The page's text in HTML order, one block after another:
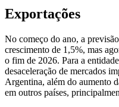
Exportações
No começo do ano, a
crescimento de 1,5%, mas
o fim de 2026. Para a
desaceleração de mercados
Argentina, além do aumento
em outros países,